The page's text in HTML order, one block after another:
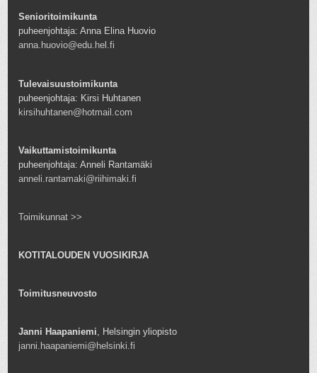
Senioritoimikunta
puheenjohtaja: Anna Elina Huovio
anna.huovio@edu.hel.fi
Tulevaisuustoimikunta
puheenjohtaja: Kirsi Huhtanen
kirsihuhtanen@hotmail.com
Vaikuttamistoimikunta
puheenjohtaja: Anneli Rantamäki
anneli.rantamaki@riihimaki.fi
Toimikunnat >>
KOTITALOUDEN VUOSIKIRJA
Toimitusneuvosto
Janni Haapaniemi , Helsingin yliopisto
janni.haapaniemi@helsinki.fi